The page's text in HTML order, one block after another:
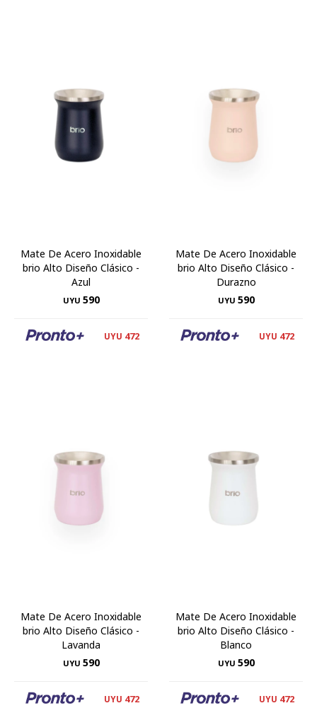
Mate De Acero Inoxidable
brio Alto Diseño Clásico -
Azul
UYU 590
UYU 472
Mate De Acero Inoxidable
brio Alto Diseño Clásico -
Durazno
UYU 590
UYU 472
Mate De Acero Inoxidable
brio Alto Diseño Clásico -
Lavanda
UYU 590
UYU 472
Mate De Acero Inoxidable
brio Alto Diseño Clásico -
Blanco
UYU 590
UYU 472